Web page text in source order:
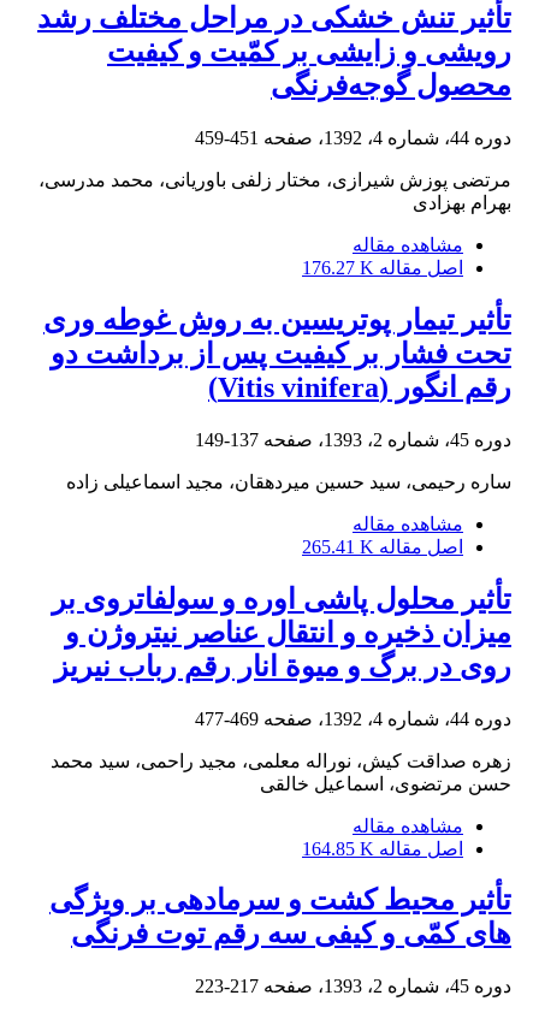
تأثیر تنش خشکی در مراحل مختلف رشد
رویشی و زایشی بر کمّیت و کیفیت
محصول گوجه‌فرنگی
دوره 44، شماره 4، 1392، صفحه 451-459
مرتضی پوزش شیرازی، مختار زلفی باوریانی، محمد مدرسی،
بهرام بهزادی
مشاهده مقاله
اصل مقاله 176.27 K
تأثیر تیمار پوتریسین به روش غوطه‏ وری
تحت فشار بر کیفیت پس از برداشت دو
رقم انگور (Vitis vinifera)
دوره 45، شماره 2، 1393، صفحه 137-149
ساره رحیمی، سید حسین میردهقان، مجید اسماعیلی زاده
مشاهده مقاله
اصل مقاله 265.41 K
تأثیر محلول‏ پاشی اوره و سولفات‏روی بر
میزان ذخیره و انتقال عناصر نیتروژن و
روی در برگ و میوة انار رقم‌ رباب نی‏ریز
دوره 44، شماره 4، 1392، صفحه 469-477
زهره صداقت کیش، نوراله معلمی، مجید راحمی، سید محمد
حسن مرتضوی، اسماعیل خالقی
مشاهده مقاله
اصل مقاله 164.85 K
تأثیر محیط کشت و سرما‏دهی بر ویژگی‏
های کمّی و کیفی سه رقم توت‏ فرنگی
دوره 45، شماره 2، 1393، صفحه 217-223